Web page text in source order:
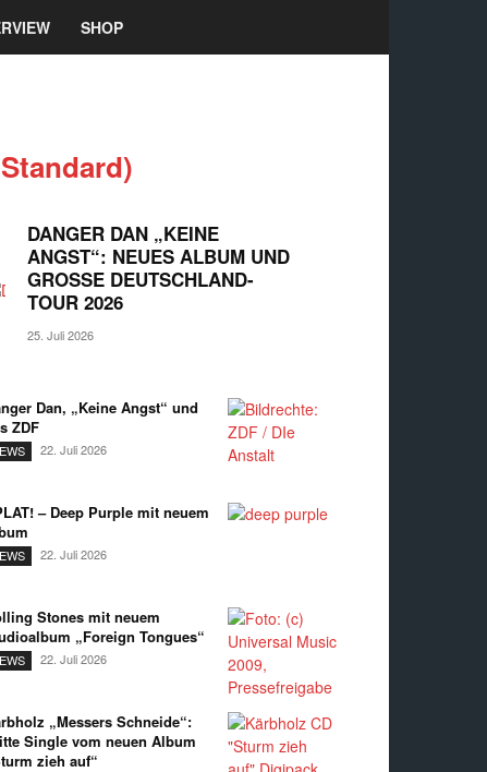
SHOP
DANGER DAN „KEINE
ANGST“: NEUES ALBUM UND
GROSSE DEUTSCHLAND-T
OUR 2026
25. Juli 2026
Dan, „Keine Angst“ und
ZDF
22. Juli 2026
– Deep Purple mit neuem
22. Juli 2026
Stones mit neuem
„Foreign Tongues“
22. Juli 2026
„Messers Schneide“:
Single vom neuen Album
zieh auf“